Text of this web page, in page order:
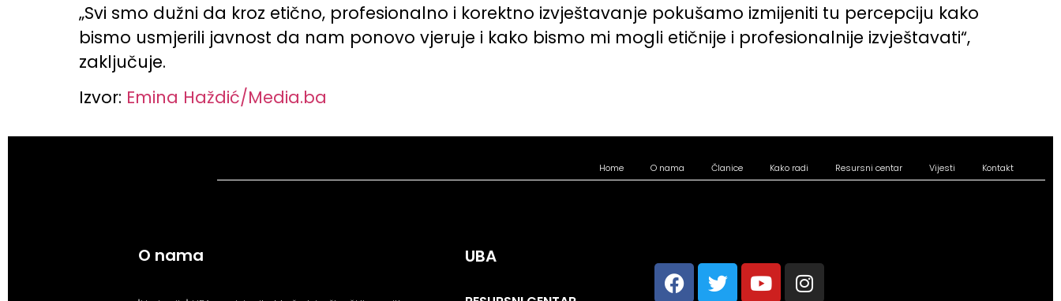
„Svi smo dužni da kroz etično, profesionalno i korektno izvještavanje pokušamo izmijeniti tu percepciju kako
bismo usmjerili javnost da nam ponovo vjeruje i kako bismo mi mogli etičnije i profesionalnije izvještavati“,
zaključuje.
Izvor: Emina Haždić/Media.ba
Home O nama Članice Kako radi Resursni centar Vijesti Kontakt
O nama UBA